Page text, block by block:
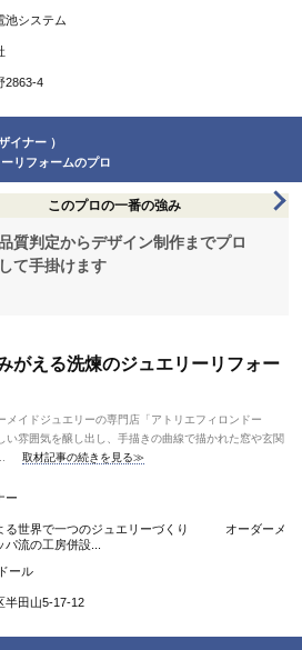
システム
2863-4
イナー ）
リフォームのプロ
このプロの一番の強み
質判定からデザイン制作までプロ
て手掛けます
がえる洗煉のジュエリーリフォー
イドジュエリーの専門店「アトリエフィロンドー
い雰囲気を醸し出し、手描きの曲線で描かれた窓や玄関
取材記事の続きを見る≫
ー
る世界で一つのジュエリーづくり オーダーメ
流の工房併設...
ール
半田山5-17-12